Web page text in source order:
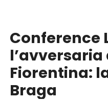
Conference
l’avversaria
Fiorentina:
Braga